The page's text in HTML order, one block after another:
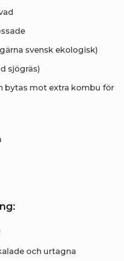
svensk ekologisk)
sjögräs)
bytas mot extra kombu för
och urtagna